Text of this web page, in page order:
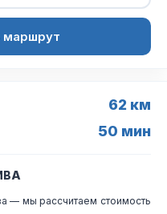
маршрут
62 км
50 мин
— мы рассчитаем стоимость